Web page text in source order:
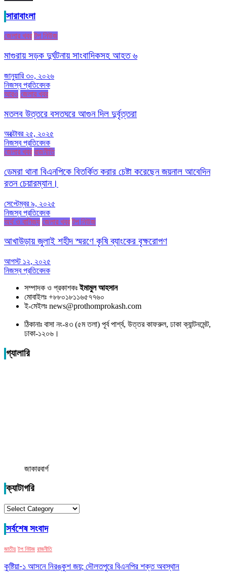
সারাবাংলা
জেলার খবর টপ নিউজ
মাগুরায় সড়ক দুর্ঘটনায় সাংবাদিকসহ আহত ৬
জানুয়ারি ৩০, ২০২৬
নিজস্ব প্রতিবেদক
আরও জেলার খবর
মতলব উত্তরে বসতঘরে আগুন দিল দুর্বৃত্তরা
অক্টোবর ২৫, ২০২৫
নিজস্ব প্রতিবেদক
জেলার খবর রাজনীতি
ডেমরা থানা বিএনপিকে বিতর্কিত করার চেষ্টা করেছেন জয়নাল আবেদিন
রতন চেয়ারম্যান।
সেপ্টেম্বর ৯, ২০২৫
নিজস্ব প্রতিবেদক
অর্থ ও বাণিজ্য জেলার খবর টপ নিউজ
আখাউড়ায় জুলাই শহীদ স্মরণে কৃষি ব্যাংকের বৃক্ষরোপণ
আগস্ট ১২, ২০২৫
নিজস্ব প্রতিবেদক
সম্পাদক ও প্রকাশকঃইমামুল আহসান
মোবাইলঃ +৮৮০১৮১১৬৫৭৭৬০
ই-মেইলঃ news@prothomprokash.com
ঠিকানাঃ বাসা নং-৪৩ (৫ম তলা) পূর্ব পার্শ্ব, উত্তর কাফরুল, ঢাকা ক্যান্টনমেন্ট,
ঢাকা-১২০৬।
গ্যালারি
জাকারবার্গ
ক্যাটাগরি
ক্যাটাগরি
সর্বশেষ সংবাদ
জাতীয় টপ নিউজ রাজনীতি
কুষ্টিয়া-১ আসনে নিরঙ্কুশ জয়; দৌলতপুরে বিএনপির শক্ত অবস্থান